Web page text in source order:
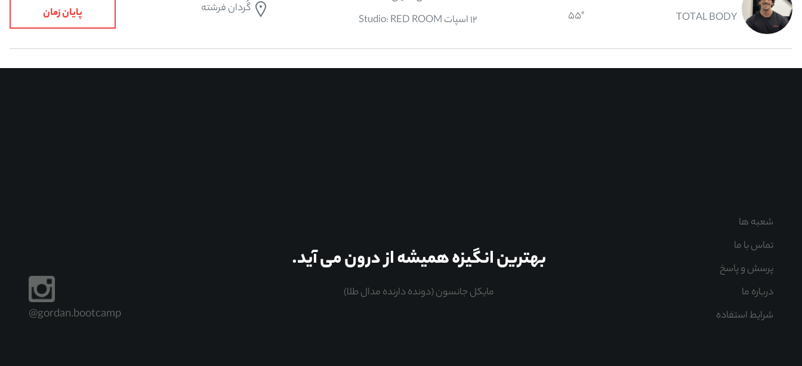
TOTAL BODY
"55
12 اسپات Studio: RED ROOM
گُردان فرشته پایان زمان
شعبه ها
تماس با ما
پرسش و پاسخ
درباره ما
شرایط استفاده
بهترین انگیزه همیشه از درون می آید.
مایکل جانسون (دونده دارنده مدال طلا)
@gordan.bootcamp